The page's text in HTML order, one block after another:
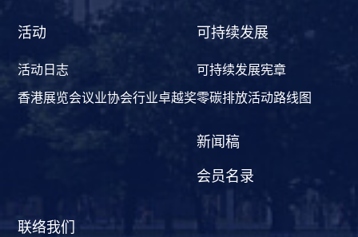
活动
活动日志
香港展览会议业协会行业卓越奖
可持续发展
可持续发展宪章
零碳排放活动路线图
新闻稿
会员名录
联络我们